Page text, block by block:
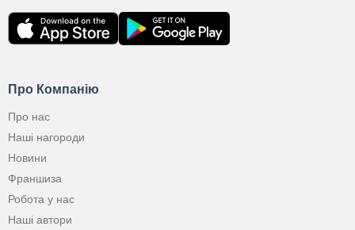
Про Компанію
Про нас
Наші нагороди
Новини
Франшиза
Робота у нас
Наші автори